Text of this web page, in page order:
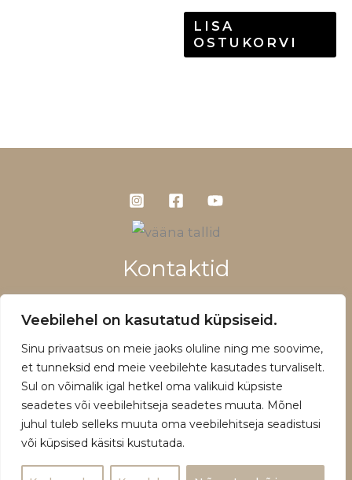
Veebilehel on kasutatud küpsiseid.
Sinu privaatsus on meie jaoks oluline ning me soovime,
et tunneksid end meie veebilehte kasutades turvaliselt.
Sul on võimalik igal hetkel oma valikuid küpsiste
seadetes või veebilehitseja seadetes muuta. Mõnel
juhul tuleb selleks muuta oma veebilehitseja seadistusi
või küpsised käsitsi kustutada.
LISA
OSTUKORVI
Kontaktid
+372 5660 1028
Müügitingimused ja privaatsuspoliitika
Copyright © 2026 | Powered by Vääna Tallid